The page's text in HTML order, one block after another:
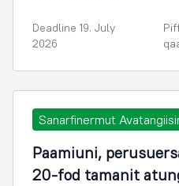
Deadline 19. July
2026
Sanarfinermut
Paamiuni,
20-fod tamanit